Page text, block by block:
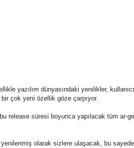
yazılım dünyasındaki yenilikler,
çok yeni özellik göze çarpıyor.
release süresi boyunca yapılacak tüm ar-ge
olarak sizlere ulaşacak, bu